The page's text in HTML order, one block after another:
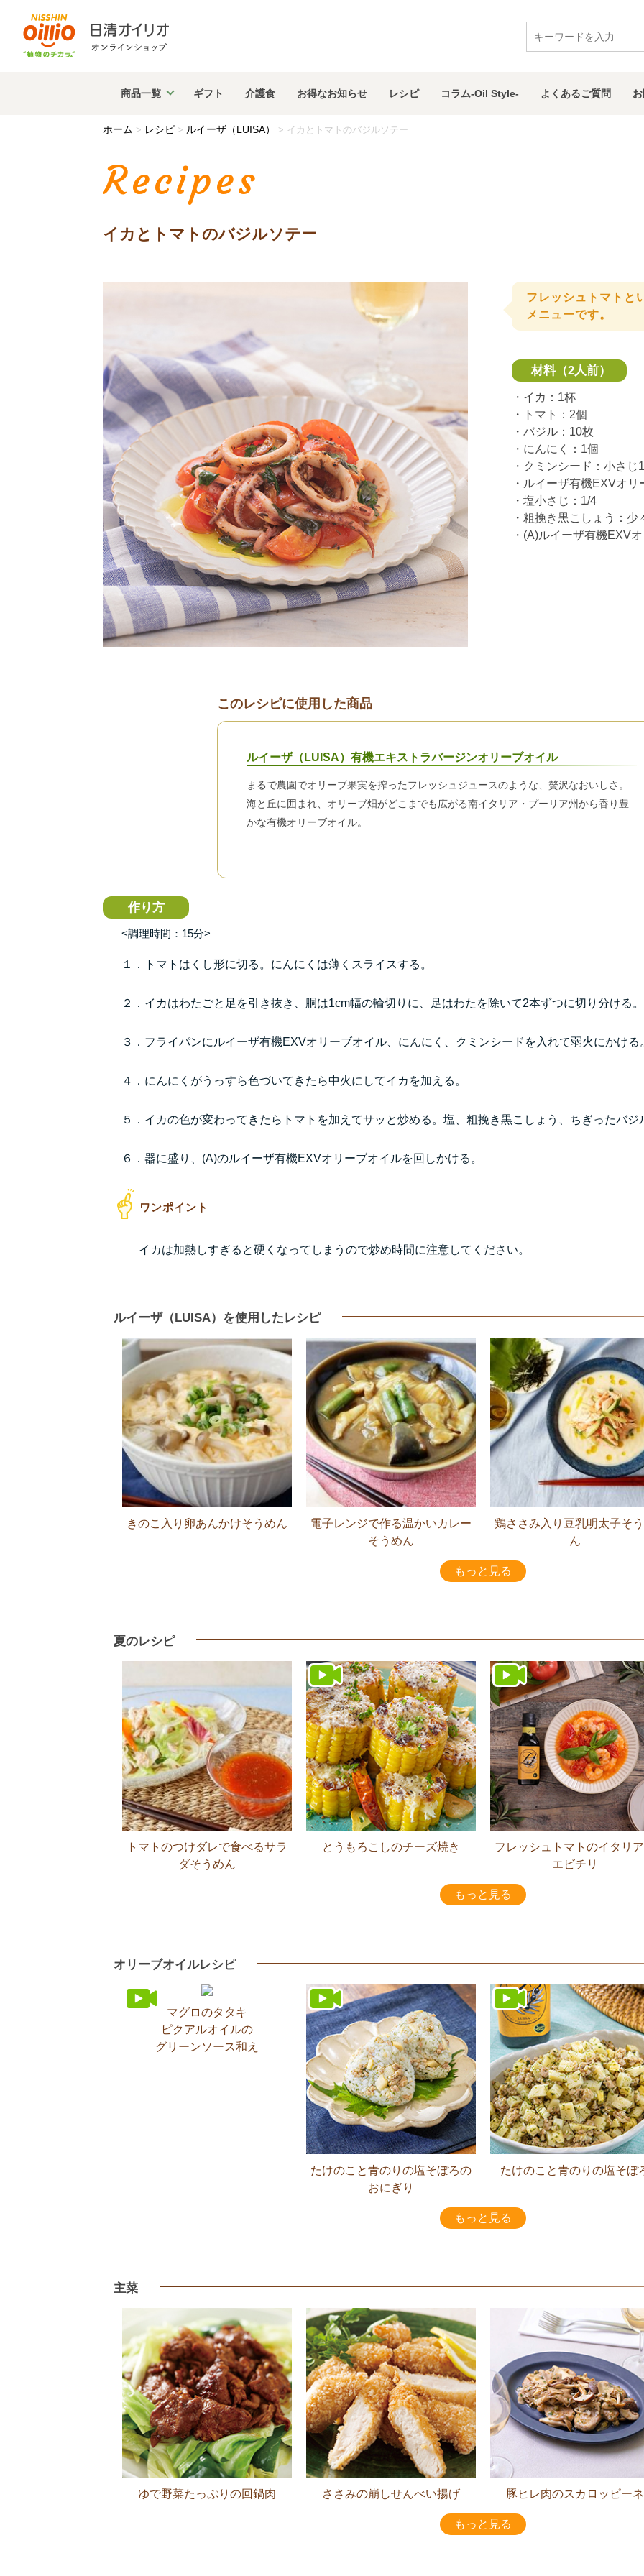
商品一覧 ギフト 介護食 お得なお知らせ レシピ コラム-Oil Style- よくあるご質問
ホーム > レシピ > ルイーザ（LUISA） > イカとトマトのバジルソテー
Recipes
イカとトマトのバジルソテー
フレッシュトマトと
メニューです。
材料（2人前）
・イカ：1杯
・トマト：2個
・バジル：10枚
・にんにく：1個
・クミンシード：小さじ1
・ルイーザ有機EXVオ
・塩小さじ：1/4
・粗挽き黒こしょう：少
・(A)ルイーザ有機EXV
このレシピに使用した商品
ルイーザ（LUISA）有機エキストラバージンオリーブオイル
まるで農園でオリーブ果実を搾ったフレッシュジュースのような、贅沢なおいしさ。
海と丘に囲まれ、オリーブ畑がどこまでも広がる南イタリア・プーリア州から香り豊
かな有機オリーブオイル。
作り方
<調理時間：15分>
１．トマトはくし形に切る。にんにくは薄くスライスする。
２．イカはわたごと足を引き抜き、胴は1cm幅の輪切りに、足はわたを除いて2本ずつに切り分ける。
３．フライパンにルイーザ有機EXVオリーブオイル、にんにく、クミンシードを入れて弱火にかける
４．にんにくがうっすら色づいてきたら中火にしてイカを加える。
５．イカの色が変わってきたらトマトを加えてサッと炒める。塩、粗挽き黒こしょう、ちぎったバジ
６．器に盛り、(A)のルイーザ有機EXVオリーブオイルを回しかける。
イカは加熱しすぎると硬くなってしまうので炒め時間に注意してください。
ルイーザ（LUISA）を使用したレシピ
きのこ入り卵あんかけそうめん
電子レンジで作る温かいカレー
そうめん
鶏ささみ入り豆乳明太子そ
ん
もっと見る
夏のレシピ
トマトのつけダレで食べるサラ
ダそうめん
とうもろこしのチーズ焼き
フレッシュトマトのイタリ
エビチリ
もっと見る
オリーブオイルレシピ
マグロのタタキ
ピクアルオイルの
グリーンソース和え
たけのこと青のりの塩そぼろの
おにぎり
たけのこと青のりの塩そぼ
もっと見る
主菜
ゆで野菜たっぷりの回鍋肉 ささみの崩しせんべい揚げ 豚ヒレ肉のスカロッピーネ
もっと見る